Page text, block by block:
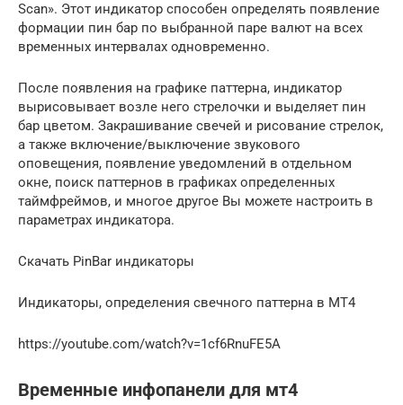
Scan». Этот индикатор способен определять появление
формации пин бар по выбранной паре валют на всех
временных интервалах одновременно.
После появления на графике паттерна, индикатор
вырисовывает возле него стрелочки и выделяет пин
бар цветом. Закрашивание свечей и рисование стрелок,
а также включение/выключение звукового
оповещения, появление уведомлений в отдельном
окне, поиск паттернов в графиках определенных
таймфреймов, и многое другое Вы можете настроить в
параметрах индикатора.
Скачать PinBar индикаторы
Индикаторы, определения свечного паттерна в MT4
https://youtube.com/watch?v=1cf6RnuFE5A
Временные инфопанели для мт4